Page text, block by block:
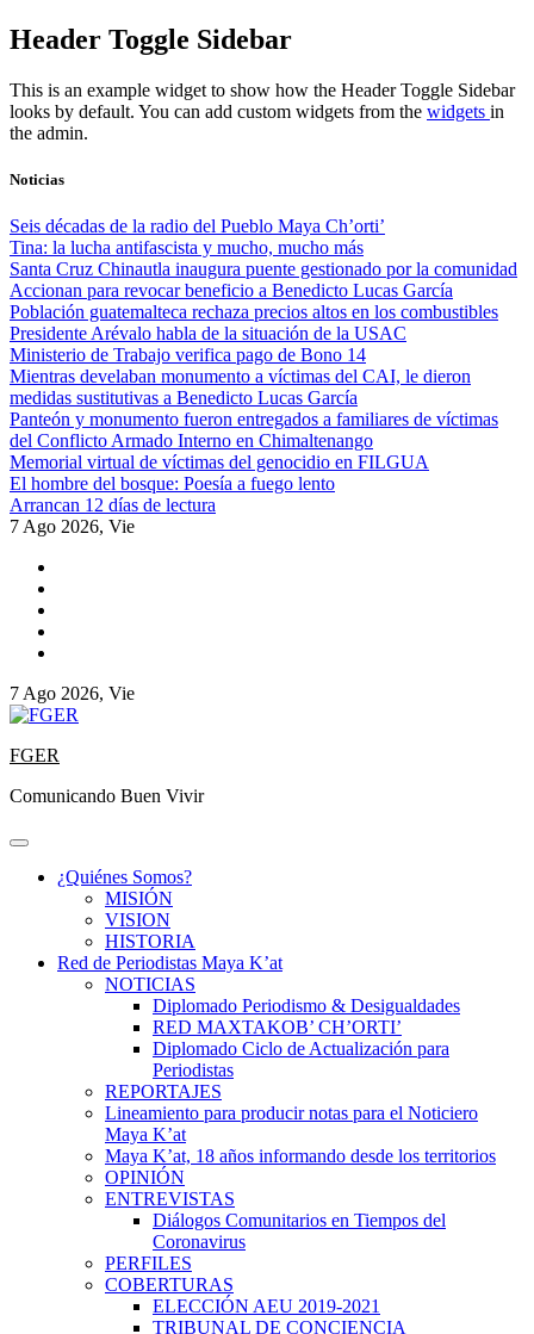
Skip
to
Header Toggle Sidebar
This is an example widget to show how the Header Toggle Sidebar
looks by default. You can add custom widgets from the widgets in
the admin.
Noticias
Seis décadas de la radio del Pueblo Maya Ch’orti’
Tina: la lucha antifascista y mucho, mucho más
Santa Cruz Chinautla inaugura puente gestionado por la comunidad
Accionan para revocar beneficio a Benedicto Lucas García
Población guatemalteca rechaza precios altos en los combustibles
Presidente Arévalo habla de la situación de la USAC
Ministerio de Trabajo verifica pago de Bono 14
Mientras develaban monumento a víctimas del CAI, le dieron
medidas sustitutivas a Benedicto Lucas García
Panteón y monumento fueron entregados a familiares de víctimas
del Conflicto Armado Interno en Chimaltenango
Memorial virtual de víctimas del genocidio en FILGUA
El hombre del bosque: Poesía a fuego lento
Arrancan 12 días de lectura
7 Ago 2026, Vie
7 Ago 2026, Vie
FGER
Comunicando Buen Vivir
¿Quiénes Somos?
MISIÓN
VISION
HISTORIA
Red de Periodistas Maya K’at
NOTICIAS
Diplomado Periodismo & Desigualdades
RED MAXTAKOB’ CH’ORTI’
Diplomado Ciclo de Actualización para
Periodistas
REPORTAJES
Lineamiento para producir notas para el Noticiero
Maya K’at
Maya K’at, 18 años informando desde los territorios
OPINIÓN
ENTREVISTAS
Diálogos Comunitarios en Tiempos del
Coronavirus
PERFILES
COBERTURAS
ELECCIÓN AEU 2019-2021
TRIBUNAL DE CONCIENCIA